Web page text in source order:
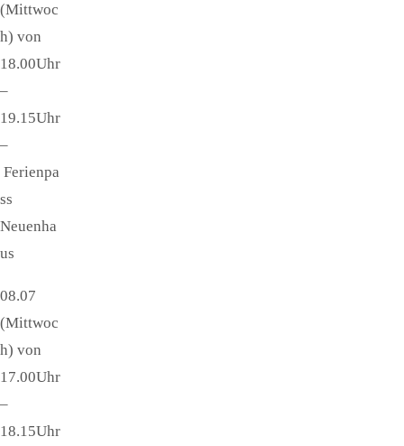
(Mittwoc
h) von
18.00Uhr
–
19.15Uhr
–
Ferienpa
ss
Neuenha
us
08.07
(Mittwoc
h) von
17.00Uhr
–
18.15Uhr